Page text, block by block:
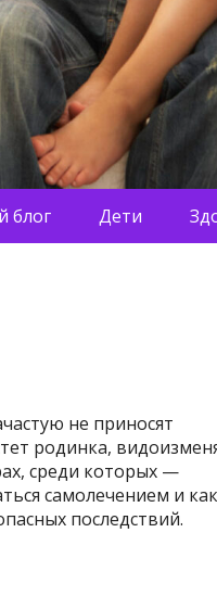
блог Дети
не приносят
родинка,
среди которых —
самолечением и как
последствий.